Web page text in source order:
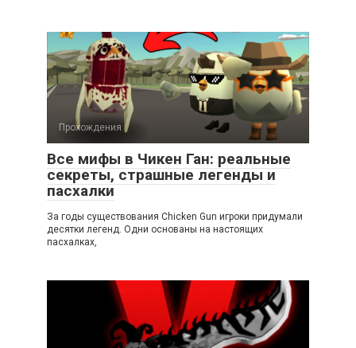
Прохождения
Все мифы в Чикен Ган: реальные
секреты, страшные легенды и
пасхалки
За годы существования Chicken Gun игроки придумали
десятки легенд. Одни основаны на настоящих
пасхалках,